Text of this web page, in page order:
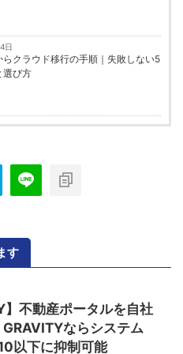
日
らクラウド移行の手順｜失敗しない5
選び方
す
】不動産ポータルを自社
ならシステム
以下に抑制可能